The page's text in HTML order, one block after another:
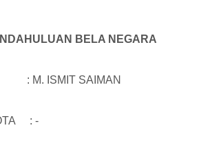
BELA NEGARA
: M. ISMIT SAIMAN
: -